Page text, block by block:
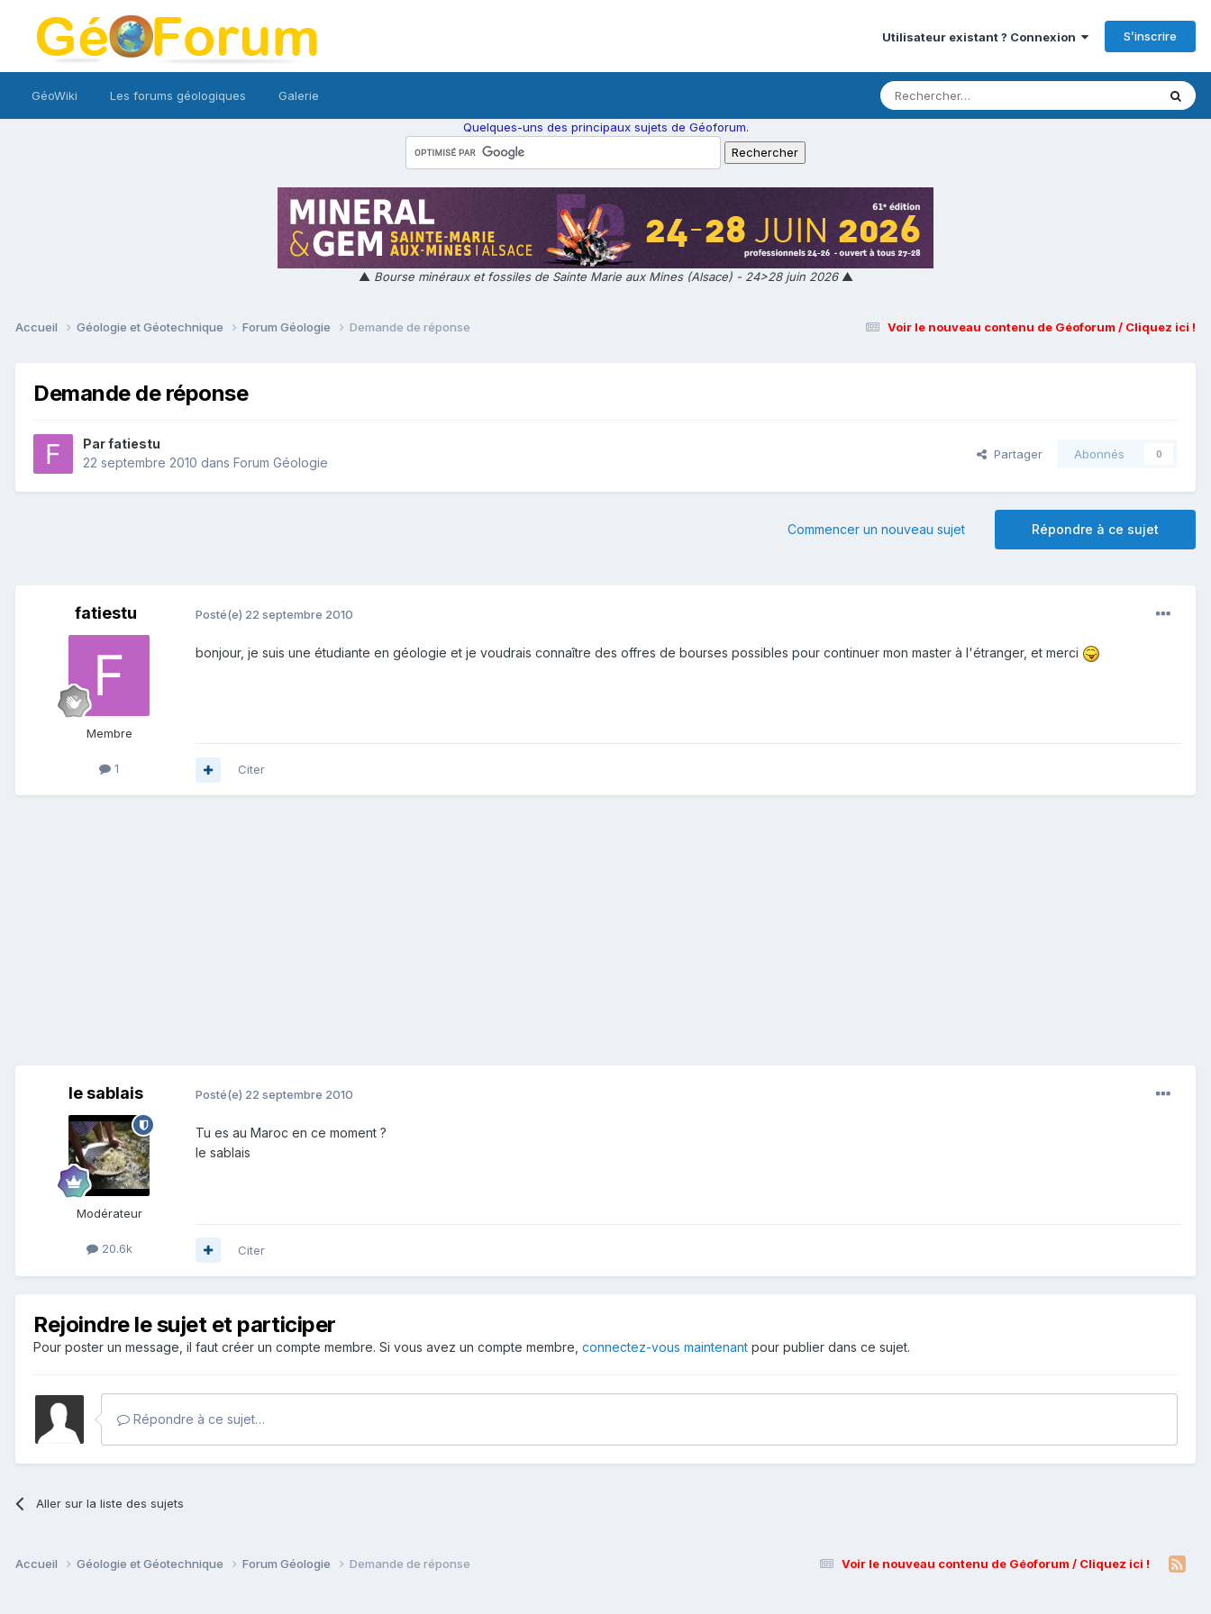
Utilisateur existant ? Connexion S’inscrire
GéoWiki Les forums géologiques Galerie
Quelques-uns des principaux sujets de Géoforum.
▲ Bourse minéraux et fossiles de Sainte Marie aux Mines (Alsace) - 24>28 juin 2026▲
Voir le nouveau contenu de Géoforum / Cliquez ici !
Accueil Géologie et Géotechnique Forum Géologie Demande de réponse
Demande de réponse
Parfatiestu
22 septembre 2010 dans Forum Géologie
Partager Abonnés 0
Répondre à ce sujet
Commencer un nouveau sujet
fatiestu
Membre
1
Posté(e) 22 septembre 2010
bonjour, je suis une étudiante en géologie et je voudrais connaître des offres de bourses possibles pour continuer mon master à l'étranger, et merci
Citer
le sablais
Modérateur
20.6k
Posté(e) 22 septembre 2010
Tu es au Maroc en ce moment ?
le sablais
Citer
Rejoindre le sujet et participer
Pour poster un message, il faut créer un compte membre. Si vous avez un compte membre, connectez-vous maintenant pour publier dans ce sujet.
Répondre à ce sujet…
Aller sur la liste des sujets
Voir le nouveau contenu de Géoforum / Cliquez ici !
Accueil Géologie et Géotechnique Forum Géologie Demande de réponse